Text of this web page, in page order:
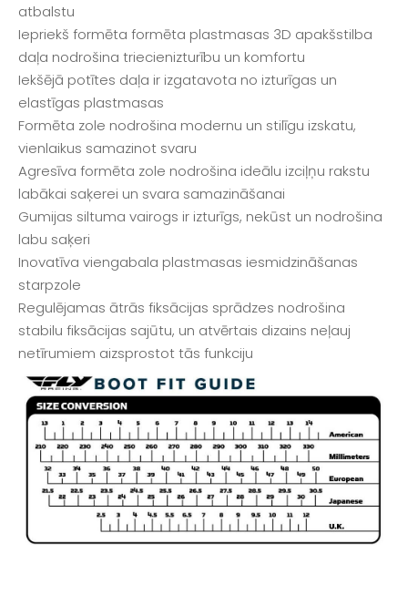
atbalstu
Iepriekš formēta formēta plastmasas 3D apakšstilba
daļa nodrošina triecienizturību un komfortu
Iekšējā potītes daļa ir izgatavota no izturīgas un
elastīgas plastmasas
Formēta zole nodrošina modernu un stilīgu izskatu,
vienlaikus samazinot svaru
Agresīva formēta zole nodrošina ideālu izciļņu rakstu
labākai saķerei un svara samazināšanai
Gumijas siltuma vairogs ir izturīgs, nekūst un nodrošina
labu saķeri
Inovatīva viengabala plastmasas iesmidzināšanas
starpzole
Regulējamas ātrās fiksācijas sprādzes nodrošina
stabilu fiksācijas sajūtu, un atvērtais dizains neļauj
netīrumiem aizsprostot tās funkciju